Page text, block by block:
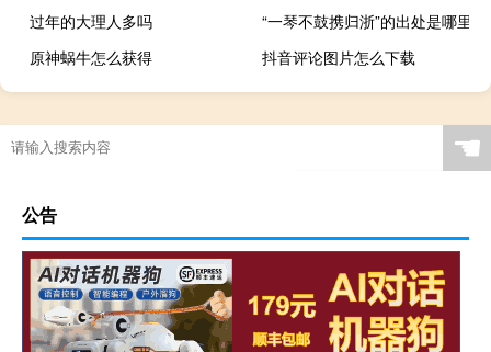
过年的大理人多吗
“一琴不鼓携归浙”的出处是哪里
原神蜗牛怎么获得
抖音评论图片怎么下载
☚
公告